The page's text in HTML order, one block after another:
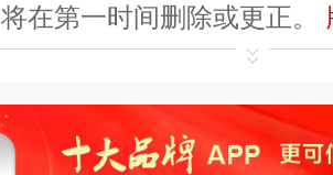
在第一时间删除或更正。
平台自有内容（文字
等）知识产权归本站所
载、商用。本站不生产产